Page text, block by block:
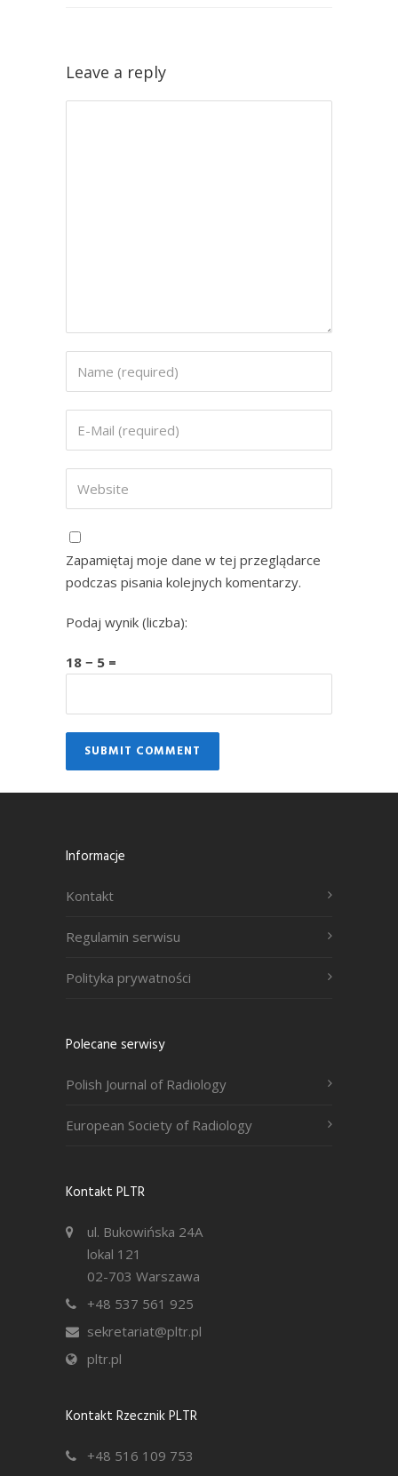
Leave a reply
Zapamiętaj moje dane w tej przeglądarce
podczas pisania kolejnych komentarzy.
Podaj wynik (liczba):
18 − 5 =
Informacje
Kontakt
Regulamin serwisu
Polityka prywatności
Polecane serwisy
Polish Journal of Radiology
European Society of Radiology
Kontakt PLTR
ul. Bukowińska 24A
lokal 121
02-703 Warszawa
+48 537 561 925
sekretariat@pltr.pl
pltr.pl
Kontakt Rzecznik PLTR
+48 516 109 753